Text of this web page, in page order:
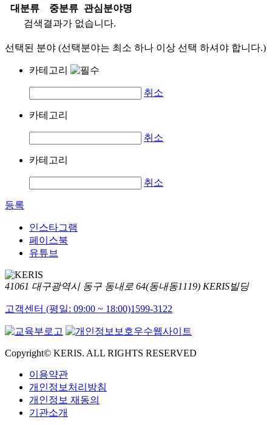
대분류
중분류
관심분야명
검색결과가 없습니다.
선택된 분야 (선택분야는 최소 하나 이상 선택 하셔야 합니다.)
카테고리
취소
카테고리
취소
카테고리
취소
등록
인스타그램
페이스북
유튜브
41061 대구광역시 동구 동내로 64(동내동1119) KERIS빌딩
고객센터 (평일: 09:00 ~ 18:00)1599-3122
Copyright© KERIS. ALL RIGHTS RESERVED
이용약관
개인정보처리방침
개인정보 재동의
기관소개